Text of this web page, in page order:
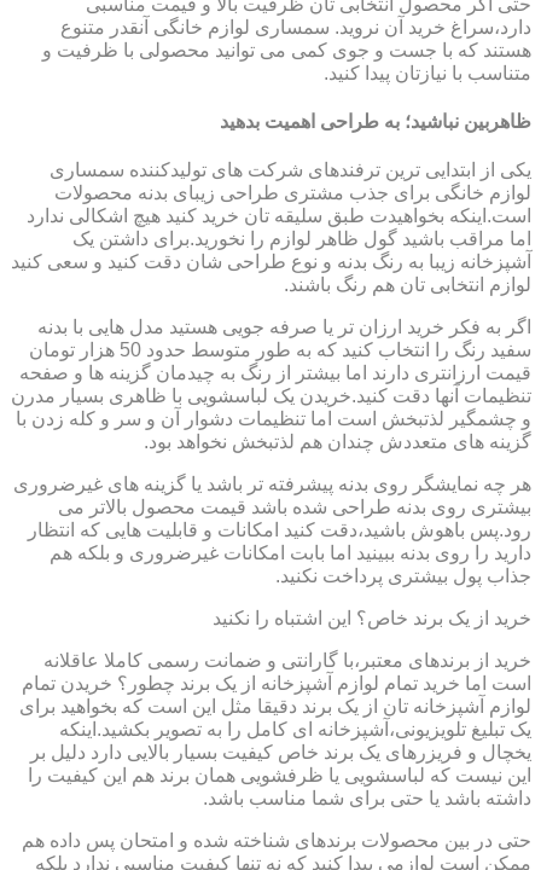
دارد،سراغ خرید آن نروید. سمساری لوازم خانگی آنقدر متنوع
هستند که با جست و جوی کمی می توانید محصولی با ظرفیت و
متناسب با نیازتان پیدا کنید.
ظاهربین نباشید؛ به طراحی اهمیت بدهید
یکی از ابتدایی ترین ترفندهای شرکت های تولیدکننده سمساری
لوازم خانگی برای جذب مشتری طراحی زیبای بدنه محصولات
است.اینکه بخواهیدت طبق سلیقه تان خرید کنید هیچ اشکالی ندارد
اما مراقب باشید گول ظاهر لوازم را نخورید.برای داشتن یک
آشپزخانه زیبا به رنگ بدنه و نوع طراحی شان دقت کنید و سعی کنید
لوازم انتخابی تان هم رنگ باشند.
اگر به فکر خرید ارزان تر یا صرفه جویی هستید مدل هایی با بدنه
سفید رنگ را انتخاب کنید که به طور متوسط حدود 50 هزار تومان
قیمت ارزانتری دارند اما بیشتر از رنگ به چیدمان گزینه ها و صفحه
تنظیمات آنها دقت کنید.خریدن یک لباسشویی با ظاهری بسیار مدرن
و چشمگیر لذتبخش است اما تنظیمات دشوار آن و سر و کله زدن با
گزینه های متعددش چندان هم لذتبخش نخواهد بود.
هر چه نمایشگر روی بدنه پیشرفته تر باشد یا گزینه های غیرضروری
بیشتری روی بدنه طراحی شده باشد قیمت محصول بالاتر می
رود.پس باهوش باشید،دقت کنید امکانات و قابلیت هایی که انتظار
دارید را روی بدنه ببینید اما بابت امکانات غیرضروری و بلکه هم
جذاب پول بیشتری پرداخت نکنید.
خرید از یک برند خاص؟ این اشتباه را نکنید
خرید از برندهای معتبر،با گارانتی و ضمانت رسمی کاملا عاقلانه
است اما خرید تمام لوازم آشپزخانه از یک برند چطور؟ خریدن تمام
لوازم آشپزخانه تان از یک برند دقیقا مثل این است که بخواهید برای
یک تبلیغ تلویزیونی،آشپزخانه ای کامل را به تصویر بکشید.اینکه
یخچال و فریزرهای یک برند خاص کیفیت بسیار بالایی دارد دلیل بر
این نیست که لباسشویی یا ظرفشویی همان برند هم این کیفیت را
داشته باشد یا حتی برای شما مناسب باشد.
حتی در بین محصولات برندهای شناخته شده و امتحان پس داده هم
ممکن است لوازمی پیدا کنید که نه تنها کیفیت مناسبی ندارد بلکه